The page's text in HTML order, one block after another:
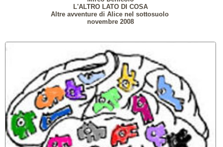
L'ALTRO LATO DI COSA
Altre avventure di Alice nel sottosuolo
novembre 2008